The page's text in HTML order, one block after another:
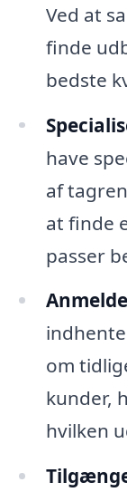
Ved at
finde
bedste
have
af
at finde
passer
om
kunder,
hvilken